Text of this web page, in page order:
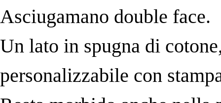
Asciugamano double face.
Un lato in spugna di
personalizzabile con